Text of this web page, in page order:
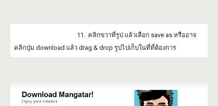
11. คลิกขวาที่รูป แล้วเลือก save as หรืออาจ
คลิกปุ่ม download แล้ว drag & drop รูปไปเก็บในที่ที่ต้องการ